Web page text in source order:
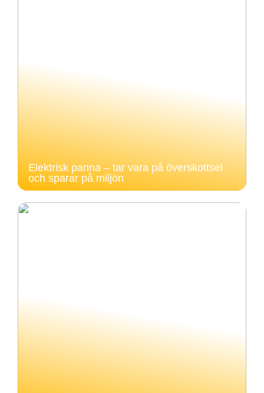
Elektrisk panna – tar vara på överskottsel
och sparar på miljön